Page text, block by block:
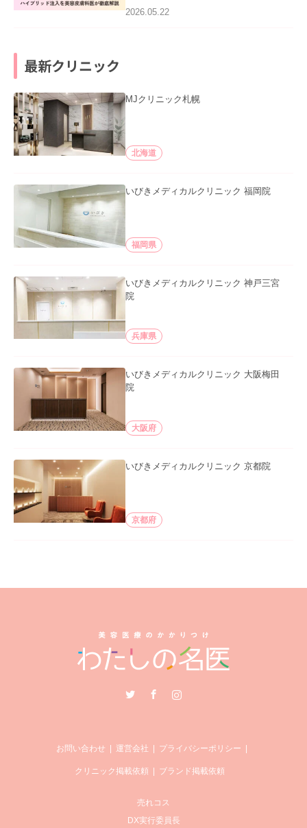
た。
2026.05.22
最新クリニック
MJクリニック札幌
北海道
いびきメディカルクリニック 福岡院
福岡県
いびきメディカルクリニック 神戸三宮
院
兵庫県
いびきメディカルクリニック 大阪梅田
院
大阪府
いびきメディカルクリニック 京都院
京都府
Instagram
お問い合わせ 運営会社 プライバシーポリシー
クリニック掲載依頼 ブランド掲載依頼
売れコス
DX実行委員長